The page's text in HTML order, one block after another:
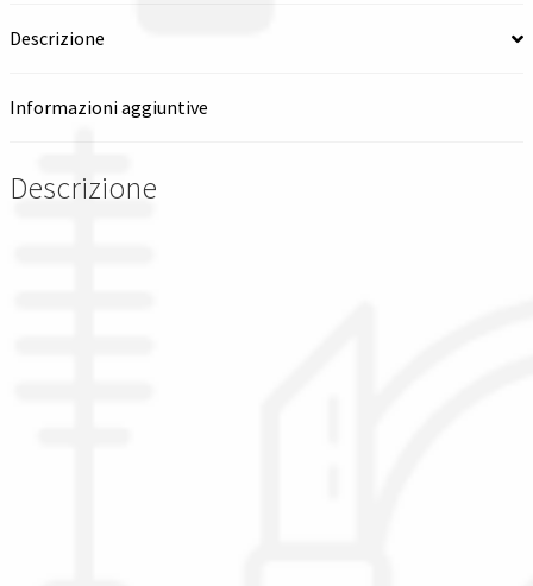
Descrizione
Informazioni aggiuntive
Descrizione